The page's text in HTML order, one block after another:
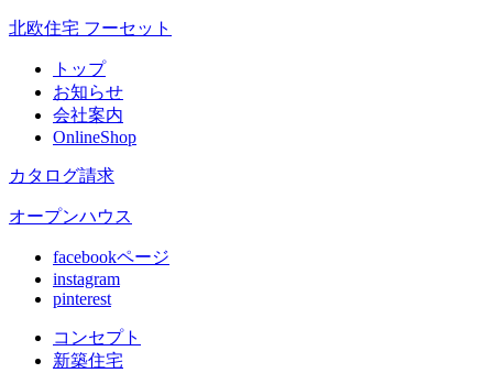
北欧住宅 フーセット
トップ
お知らせ
会社案内
OnlineShop
カタログ請求
オープンハウス
facebookページ
instagram
pinterest
コンセプト
新築住宅